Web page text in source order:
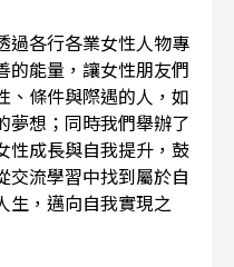
過各行各業女性人物專
的能量，讓女性朋友們
、條件與際遇的人，如
夢想；同時我們舉辦了
性成長與自我提升，鼓
交流學習中找到屬於自
生，邁向自我實現之